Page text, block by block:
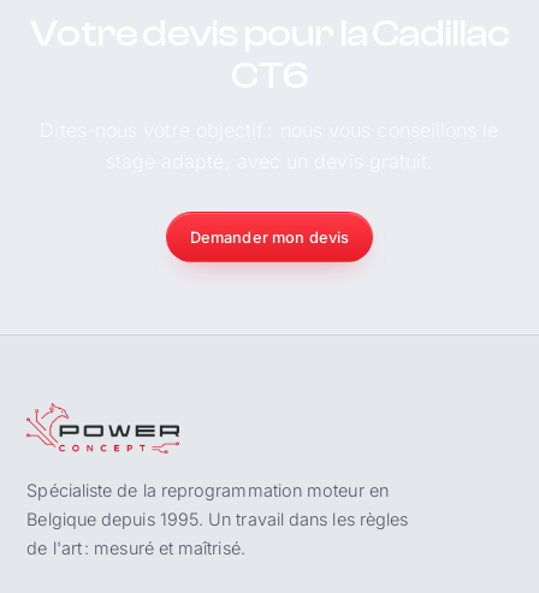
Demander mon devis
Spécialiste de la reprogrammation moteur en
Belgique depuis 1995. Un travail dans les règles
de l'art : mesuré et maîtrisé.